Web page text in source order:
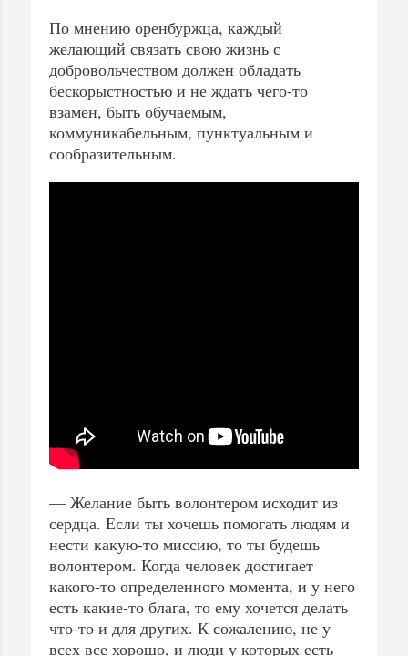
По мнению оренбуржца, каждый
желающий связать свою жизнь с
добровольчеством должен обладать
бескорыстностью и не ждать чего-то
взамен, быть обучаемым,
коммуникабельным, пунктуальным и
сообразительным.
— Желание быть волонтером исходит из
сердца. Если ты хочешь помогать людям и
нести какую-то миссию, то ты будешь
волонтером. Когда человек достигает
какого-то определенного момента, и у него
есть какие-то блага, то ему хочется делать
что-то и для других. К сожалению, не у
всех все хорошо, и люди у которых есть